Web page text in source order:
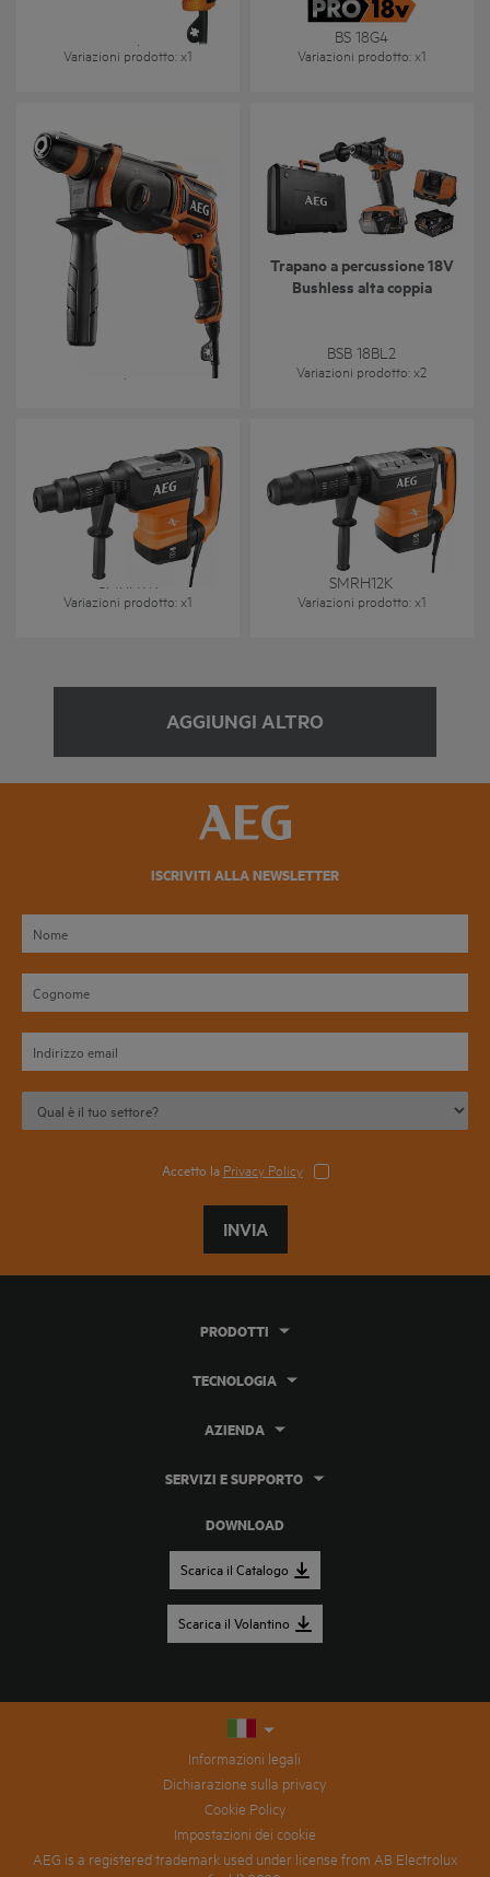
Variazioni prodotto: x1
BS 18G4
Variazioni prodotto: x1
Tassellatore SDS-PLUS a 3
modalità con capacità di
foratura fino a 24 mm
(FIXTEC)
Trapano a percussione 18V
Bushless alta coppia
BSB 18BL2
Variazioni prodotto: x2
SMRH9K
Variazioni prodotto: x1
SMRH12K
Variazioni prodotto: x1
AGGIUNGI ALTRO
ISCRIVITI ALLA NEWSLETTER
Accetto la Privacy Policy
INVIA
DOWNLOAD
Scarica il Catalogo
Scarica il Volantino
PRODOTTI
TECNOLOGIA
AZIENDA
SERVIZI E SUPPORTO
Informazioni legali
Dichiarazione sulla privacy
Cookie Policy
Impostazioni dei cookie
AEG is a registered trademark used under license from AB Electrolux